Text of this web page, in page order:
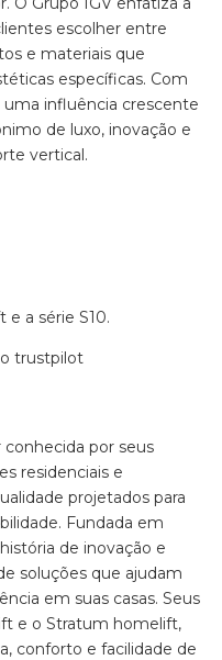
escolher entre
e materiais que
específicas. Com
influência crescente
de luxo, inovação e
vertical.
e a série S10.
trustpilot
por seus
residenciais e
projetados para
Fundada em
de inovação e
soluções que ajudam
em suas casas. Seus
e o Stratum homelift,
conforto e facilidade de